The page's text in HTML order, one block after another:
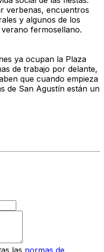
verbenas, encuentros
y algunos de los
fermosellano.
ya ocupan la Plaza
de trabajo por delante,
que cuando empieza
de San Agustín están un
las normas de